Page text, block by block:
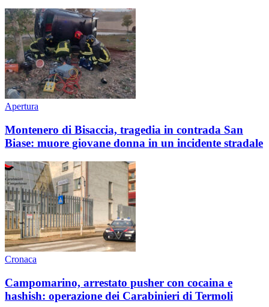
Apertura
Montenero di Bisaccia, tragedia in contrada San
Biase: muore giovane donna in un incidente stradale
Cronaca
Campomarino, arrestato pusher con cocaina e
hashish: operazione dei Carabinieri di Termoli